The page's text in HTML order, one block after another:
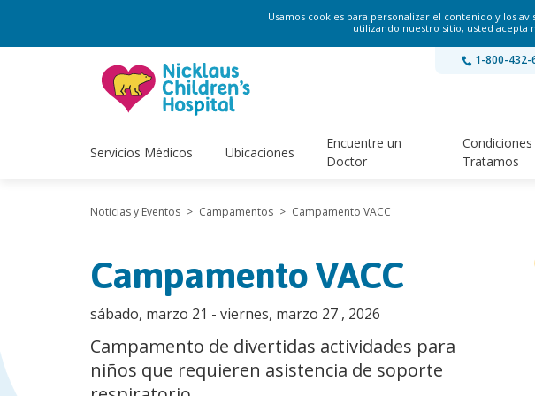
Usamos cookies para personalizar el contenido y los
utilizando nuestro sitio, usted acepta
1-800-432-
Servicios Médicos Ubicaciones
Encuentre un
Doctor
Condiciones
Tratamos
Noticias y Eventos > Campamentos > Campamento VACC
Campamento VACC
sábado, marzo 21 - viernes, marzo 27 , 2026
Campamento de divertidas actividades para
niños que requieren asistencia de soporte